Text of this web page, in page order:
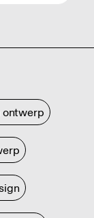
ontwerp